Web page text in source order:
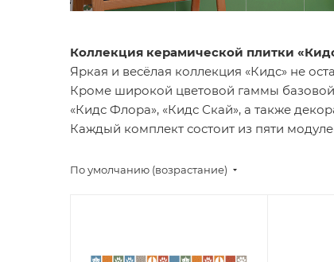
Коллекция керамической плитки
Яркая и весёлая коллекция «Кидс» не
Кроме широкой цветовой гаммы базовой
«Кидс Флора», «Кидс Скай», а также
Каждый комплект состоит из пяти
По умолчанию (возрастание)